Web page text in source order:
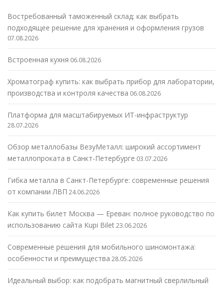
Востребованный таможенный склад: как выбрать
подходящее решение для хранения и оформления грузов
07.08.2026
Встроенная кухня 06.08.2026
Хроматограф купить: как выбрать прибор для лаборатории,
производства и контроля качества 06.08.2026
Платформа для масштабируемых ИТ-инфраструктур
28.07.2026
Обзор металлобазы ВезуМеталл: широкий ассортимент
металлопроката в Санкт-Петербурге 03.07.2026
Гибка металла в Санкт-Петербурге: современные решения
от компании ЛВП 24.06.2026
Как купить билет Москва — Ереван: полное руководство по
использованию сайта Kupi Bilet23.06.2026
Современные решения для мобильного шиномонтажа:
особенности и преимущества 28.05.2026
Идеальный выбор: как подобрать магнитный сверлильный